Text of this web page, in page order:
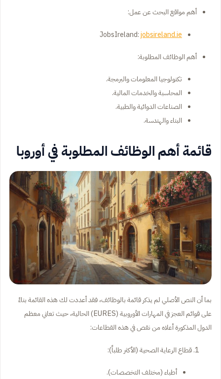
أهم مواقع البحث عن عمل:
JobsIreland:jobsireland.ie
أهم الوظائف المطلوبة:
تكنولوجيا المعلومات والبرمجة.
المحاسبة والخدمات المالية.
الصناعات الدوائية والطبية.
البناء والهندسة.
قائمة أهم الوظائف المطلوبة في أوروبا
بما أن النص الأصلي لم يذكر قائمة بالوظائف، فقد أعددت لك هذه القائمة بناءً
على قوائم العجز في المهارات الأوروبية (EURES) الحالية، حيث تعاني معظم
الدول المذكورة أعلاه من نقص في هذه القطاعات:
قطاع الرعاية الصحية (الأكثر طلباً):
أطباء (مختلف التخصصات).